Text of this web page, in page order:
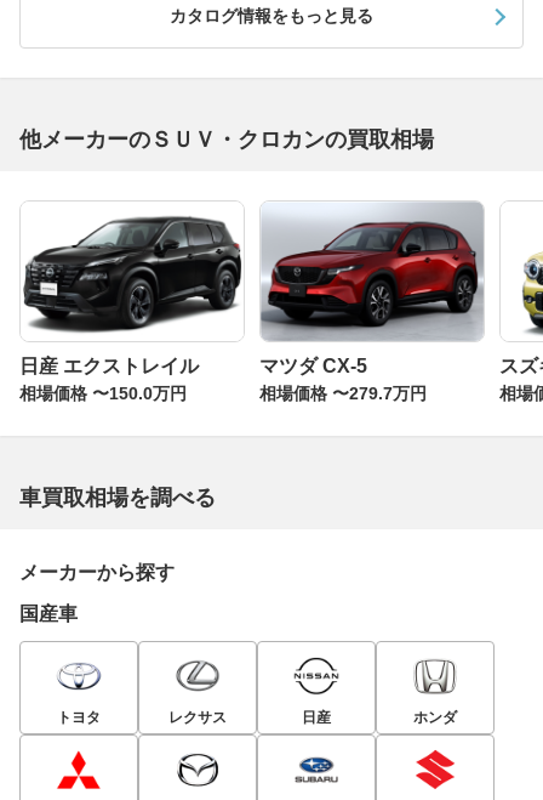
カタログ情報をもっと見る
他メーカーのＳＵＶ・クロカンの買取相場
日産 エクストレイル
相場価格 〜150.0万円
マツダ CX-5
相場価格 〜279.7万円
ス
相場
車買取相場を調べる
メーカーから探す
国産車
トヨタ レクサス 日産 ホンダ